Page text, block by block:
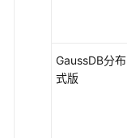
GaussDB分布
式版